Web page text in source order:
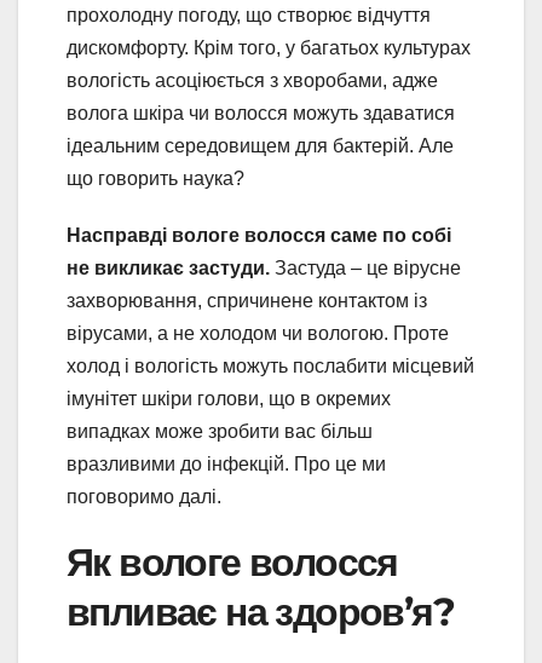
прохолодну погоду, що створює відчуття
дискомфорту. Крім того, у багатьох культурах
вологість асоціюється з хворобами, адже
волога шкіра чи волосся можуть здаватися
ідеальним середовищем для бактерій. Але
що говорить наука?
Насправді вологе волосся саме по собі
не викликає застуди. Застуда – це вірусне
захворювання, спричинене контактом із
вірусами, а не холодом чи вологою. Проте
холод і вологість можуть послабити місцевий
імунітет шкіри голови, що в окремих
випадках може зробити вас більш
вразливими до інфекцій. Про це ми
поговоримо далі.
Як вологе волосся
впливає на здоров’я?